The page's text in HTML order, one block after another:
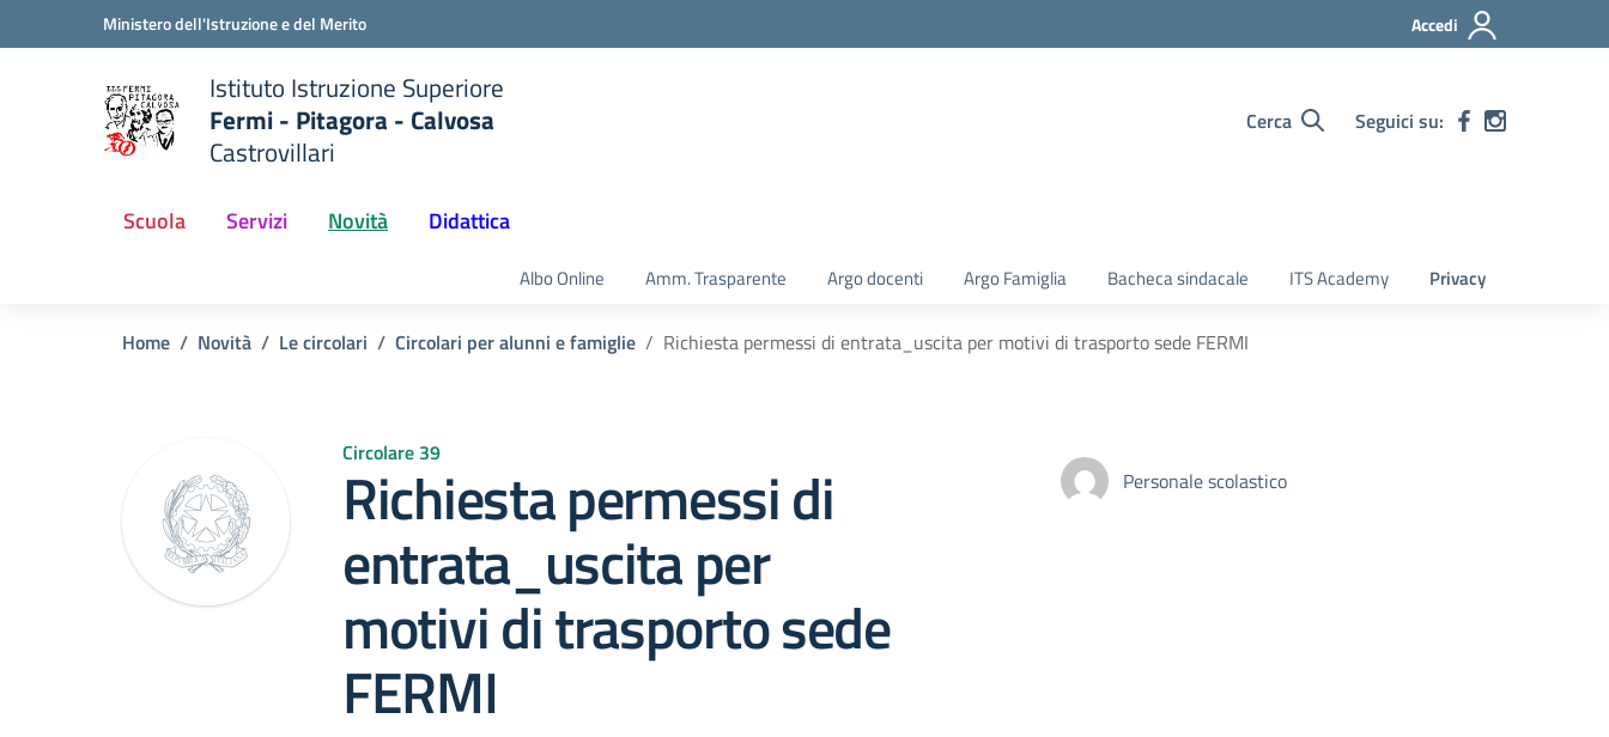
Vai ai contenuti
Vai al menu di navigazioneMinistero dell'Istruzione e del Merito Accedi
Istituto Istruzione Superiore
Fermi - Pitagora - Calvosa
Castrovillari
Cerca Seguici su:
Scuola Servizi Novità Didattica
Albo Online Amm. Trasparente Argo docenti Argo Famiglia Bacheca sindacale ITS Academy Privacy
Home Novità Le circolari Circolari per alunni e famiglie Richiesta permessi di entrata_uscita per motivi di trasporto sede FERMI
Circolare 39
Richiesta permessi di
entrata_uscita per
motivi di trasporto sede
FERMI
Personale scolastico